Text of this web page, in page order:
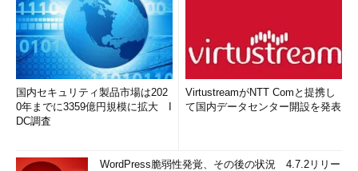
国内セキュリティ製品市場は202
0年までに3359億円規模に拡大 I
DC調査
VirtustreamがNTT Comと提携し
て国内データセンター開設を発表
WordPress脆弱性発覚、その後の状況 4.7.2リリー